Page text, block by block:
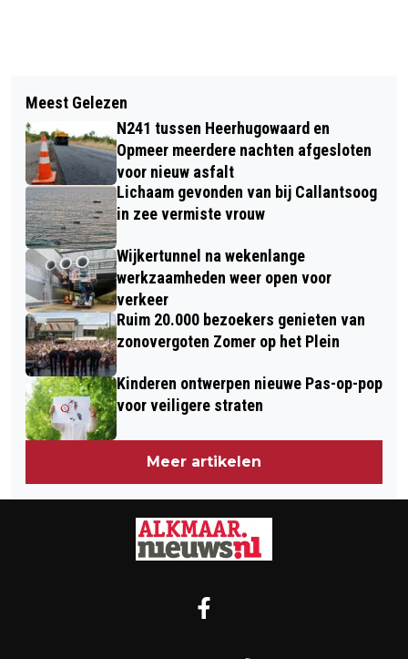
AUTO IN BRAND OP
GIJSBRECHTSTRAAT IN ALKMAAR
FEESTELIJKE OPENING KINDCENTRUM
VROONERMEER
Meest Gelezen
N241 tussen Heerhugowaard en
Opmeer meerdere nachten afgesloten
voor nieuw asfalt
Lichaam gevonden van bij Callantsoog
in zee vermiste vrouw
Wijkertunnel na wekenlange
werkzaamheden weer open voor
verkeer
Ruim 20.000 bezoekers genieten van
zonovergoten Zomer op het Plein
Kinderen ontwerpen nieuwe Pas-op-pop
voor veiligere straten
Meer artikelen